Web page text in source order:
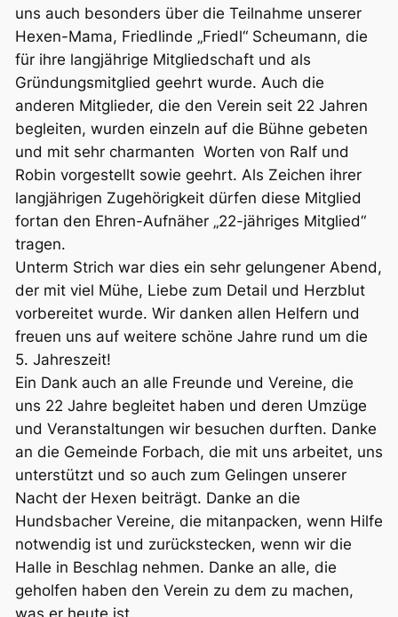
uns auch besonders über die Teilnahme unserer
Hexen-Mama, Friedlinde „Friedl“ Scheumann, die
für ihre langjährige Mitgliedschaft und als
Gründungsmitglied geehrt wurde. Auch die
anderen Mitglieder, die den Verein seit 22 Jahren
begleiten, wurden einzeln auf die Bühne gebeten
und mit sehr charmanten Worten von Ralf und
Robin vorgestellt sowie geehrt. Als Zeichen ihrer
langjährigen Zugehörigkeit dürfen diese Mitglied
fortan den Ehren-Aufnäher „22-jähriges Mitglied“
tragen.
Unterm Strich war dies ein sehr gelungener Abend,
der mit viel Mühe, Liebe zum Detail und Herzblut
vorbereitet wurde. Wir danken allen Helfern und
freuen uns auf weitere schöne Jahre rund um die
5. Jahreszeit!
Ein Dank auch an alle Freunde und Vereine, die
uns 22 Jahre begleitet haben und deren Umzüge
und Veranstaltungen wir besuchen durften. Danke
an die Gemeinde Forbach, die mit uns arbeitet, uns
unterstützt und so auch zum Gelingen unserer
Nacht der Hexen beiträgt. Danke an die
Hundsbacher Vereine, die mitanpacken, wenn Hilfe
notwendig ist und zurückstecken, wenn wir die
Halle in Beschlag nehmen. Danke an alle, die
geholfen haben den Verein zu dem zu machen,
was er heute ist.